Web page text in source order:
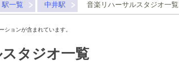
駅一覧 中井駅 音楽リハーサルスタジオ一覧
ションが含まれています。
タジオ一覧